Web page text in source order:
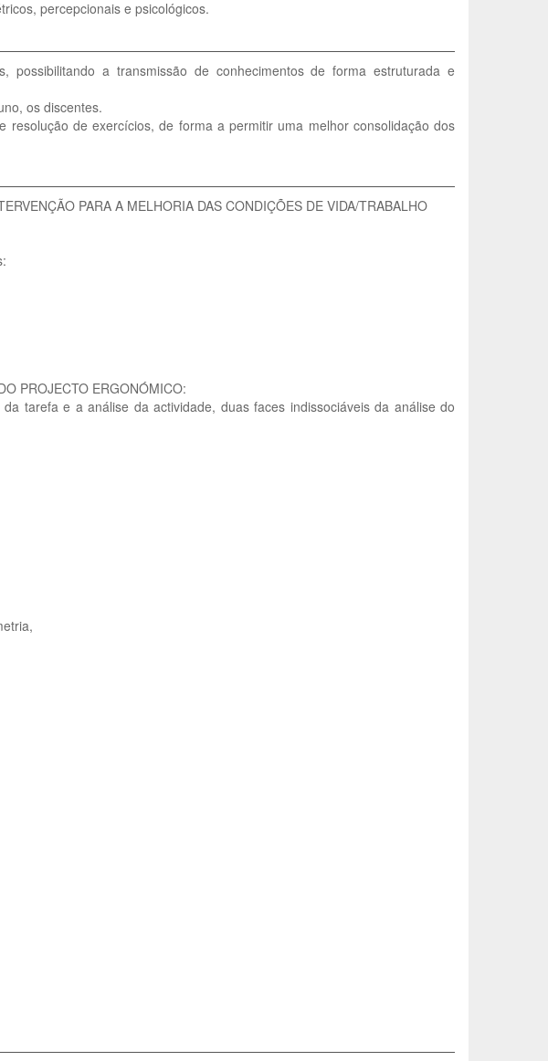
percepcionais e psicológicos.
possibilitando a transmissão de conhecimentos de forma estruturada e
os discentes.
resolução de exercícios, de forma a permitir uma melhor consolidação dos
PARA A MELHORIA DAS CONDIÇÕES DE VIDA/TRABALHO
PROJECTO ERGONÓMICO:
tarefa e a análise da actividade, duas faces indissociáveis da análise do